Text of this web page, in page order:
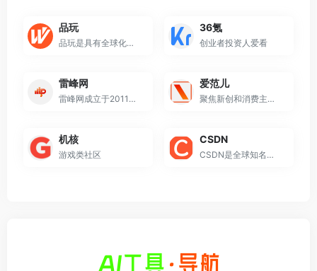
品玩
品玩是具有全球化视野的科技内容平台和创新连接器，致力于服务全球科技创新者。
36氪
创业者投资人爱看
雷峰网
雷峰网成立于2011年，秉承“关注智能与未来”的宗旨，持续对全球前沿技术趋势与产品动态进行深入调研与解读，是国内具有代表性的实力型科技新媒体与信息服务平台.
爱范儿
聚焦新创和消费主题的科技媒体
机核
游戏类社区
CSDN
CSDN是全球知名中文IT技术交流平台,创建于1999年,包含原创博客、精品问答、职业培训、技术论坛、资源下载等产品服务,提供原创、优质、完整内容的专业IT技术开发社区.